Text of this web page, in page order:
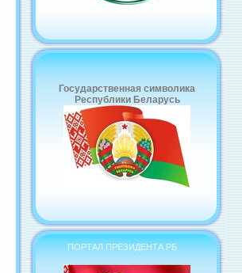
Государственная символика
Республики Беларусь
ПОРТАЛ ПРЕЗИДЕНТА РБ